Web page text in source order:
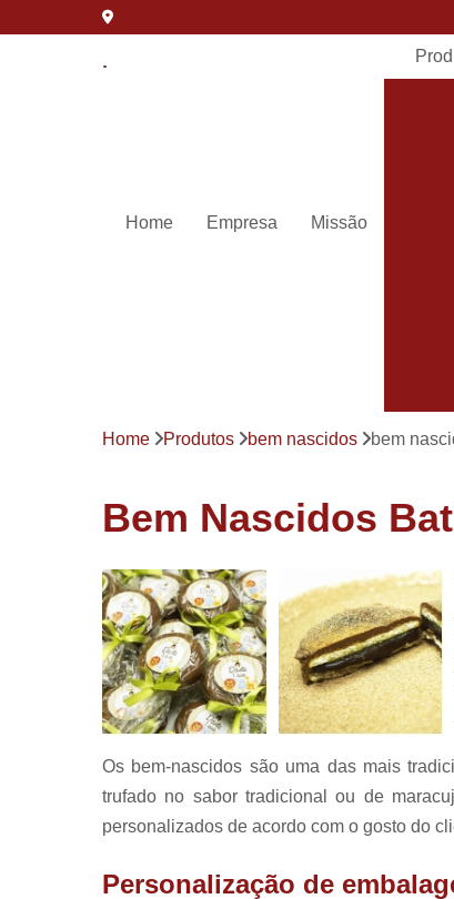
Home Empresa Missão
de
Home Produtos bem nascidos bem
Bem Nascidos
Os bem-nascidos são uma das mais
trufado no sabor tradicional ou de
personalizados de acordo com o gosto do
Personalização de